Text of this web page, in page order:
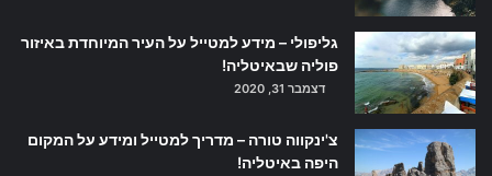
גליפולי – מידע למטייל על העיר המיוחדת באיזור
פוליה שבאיטליה!
דצמבר 31, 2020
צ'ינקווה טורה – מדריך למטייל ומידע על המקום
היפה באיטליה!